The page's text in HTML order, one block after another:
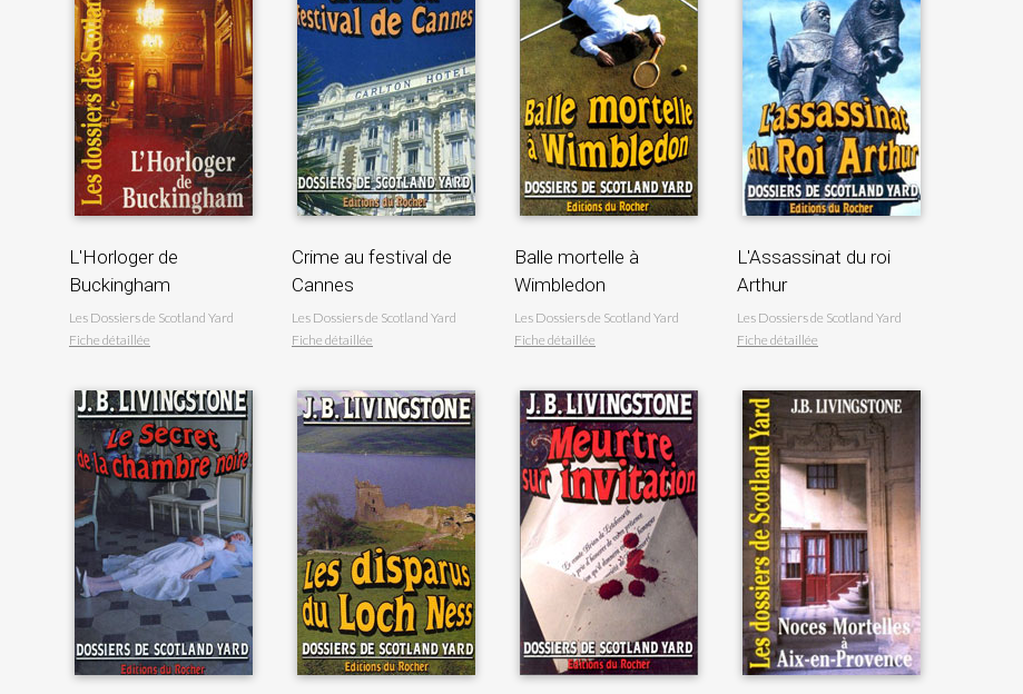
L'Horloger de
Buckingham
Les Dossiers de Scotland Yard
Fiche détaillée
Crime au festival de
Cannes
Les Dossiers de Scotland Yard
Fiche détaillée
Balle mortelle à
Wimbledon
Les Dossiers de Scotland Yard
Fiche détaillée
L'Assassinat du roi
Arthur
Les Dossiers de Scotland Yard
Fiche détaillée